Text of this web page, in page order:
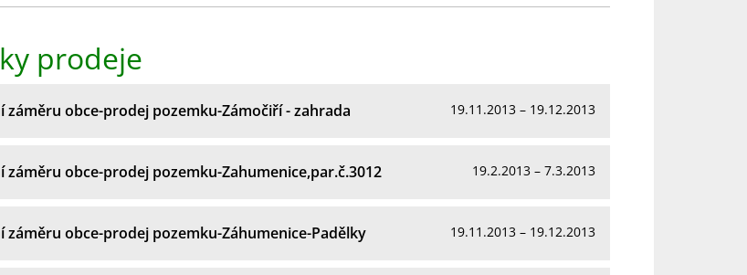
prodeje
záměru obce-prodej pozemku-Zámočiří - zahrada 19.11.2013 – 19.12.2013
záměru obce-prodej pozemku-Zahumenice,par.č.3012 19.2.2013 – 7.3.2013
záměru obce-prodej pozemku-Záhumenice-Padělky 19.11.2013 – 19.12.2013